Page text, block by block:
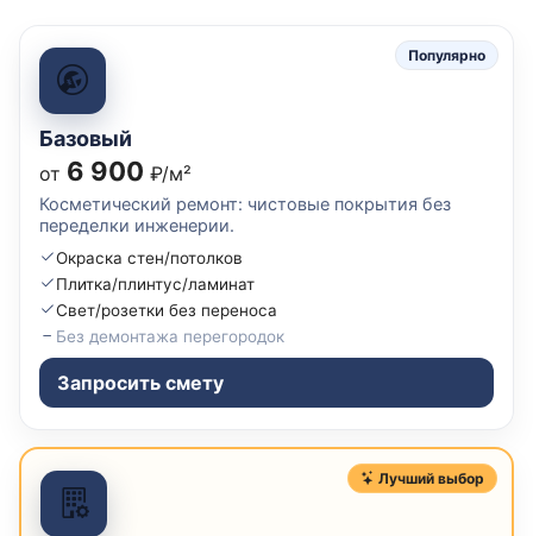
Популярно
Базовый
от 6 900 ₽/м²
Косметический ремонт: чистовые покрытия без
переделки инженерии.
Окраска стен/потолков
Плитка/плинтус/ламинат
Свет/розетки без переноса
Без демонтажа перегородок
Запросить смету
Лучший выбор